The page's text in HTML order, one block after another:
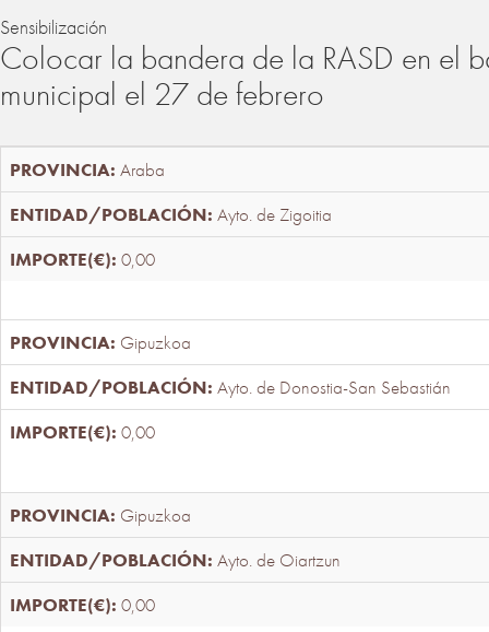
Sensibilización
Colocar la bandera de la RASD en el
municipal el 27 de febrero
Araba
Ayto. de Zigoitia
0,00
Gipuzkoa
Ayto. de Donostia-San Sebastián
0,00
Gipuzkoa
Ayto. de Oiartzun
0,00